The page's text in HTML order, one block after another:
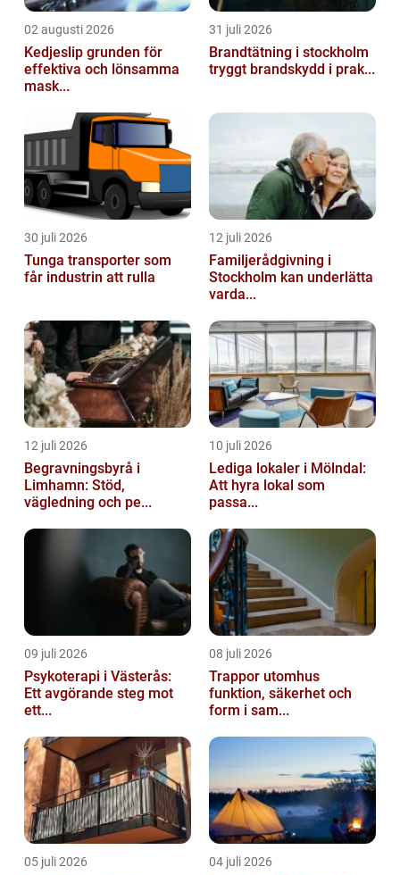
02 augusti 2026
Kedjeslip grunden för
effektiva och lönsamma
mask...
31 juli 2026
Brandtätning i stockholm
tryggt brandskydd i prak...
30 juli 2026
Tunga transporter som
får industrin att rulla
12 juli 2026
Familjerådgivning i
Stockholm kan underlätta
varda...
12 juli 2026
Begravningsbyrå i
Limhamn: Stöd,
vägledning och pe...
10 juli 2026
Lediga lokaler i Mölndal:
Att hyra lokal som
passa...
09 juli 2026
Psykoterapi i Västerås:
Ett avgörande steg mot
ett...
08 juli 2026
Trappor utomhus
funktion, säkerhet och
form i sam...
05 juli 2026 04 juli 2026